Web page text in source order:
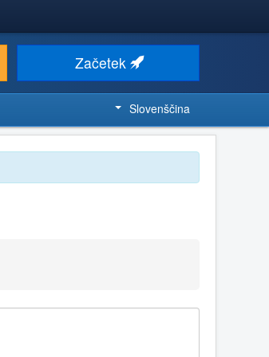
Začetek
Slovenščina